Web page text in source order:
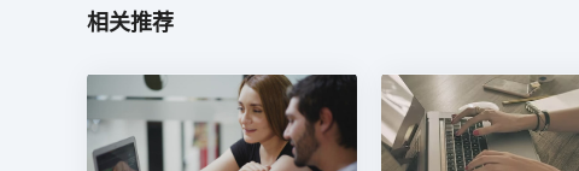
相关推荐